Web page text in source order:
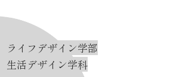
ライフデザイン学部
生活デザイン学科